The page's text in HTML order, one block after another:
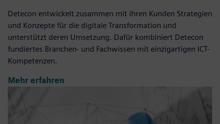
Detecon entwickelt zusammen mit ihren Kunden Strategien
und Konzepte für die digitale Transformation und
unterstützt deren Umsetzung. Dafür kombiniert Detecon
fundiertes Branchen- und Fachwissen mit einzigartigen ICT-
Kompetenzen.
Mehr erfahren